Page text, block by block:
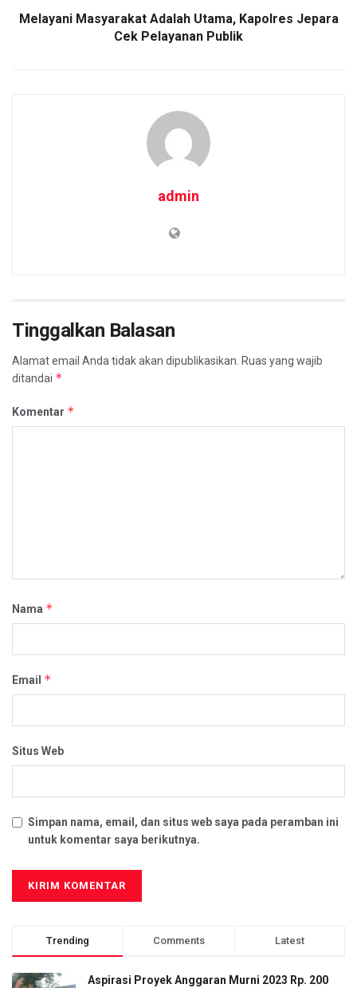
Melayani Masyarakat Adalah Utama, Kapolres Jepara
Cek Pelayanan Publik
admin
Tinggalkan Balasan
Alamat email Anda tidak akan dipublikasikan. Ruas yang wajib
ditandai *
Komentar *
Nama *
Email *
Situs Web
Simpan nama, email, dan situs web saya pada peramban ini
untuk komentar saya berikutnya.
Trending Comments Latest
Aspirasi Proyek Anggaran Murni 2023 Rp. 200